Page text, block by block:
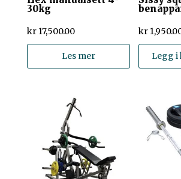
30kg
kr17,500.00
Les mer
kr
Legg i